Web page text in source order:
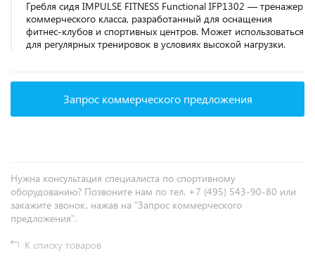
Гребля сидя IMPULSE FITNESS Functional IFP1302 — тренажер
коммерческого класса, разработанный для оснащения
фитнес‑клубов и спортивных центров. Может использоваться
для регулярных тренировок в условиях высокой нагрузки.
Запрос коммерческого предложения
Нужна консультация специалиста по спортивному
оборудованию? Позвоните нам по тел. +7 (495) 543-90-80 или
закажите звонок, нажав на "Запрос коммерческого
предложения".
К списку товаров